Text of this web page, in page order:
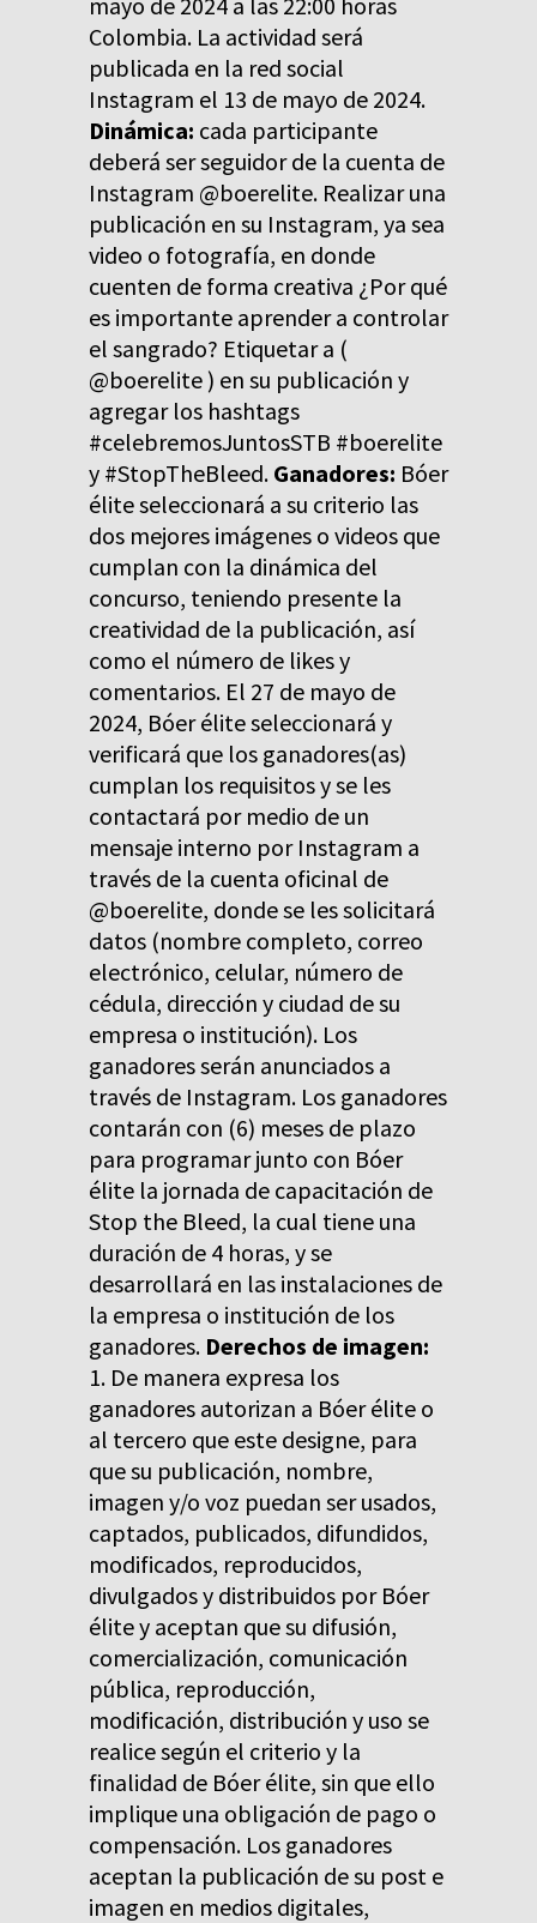
Colombia. La actividad será
publicada en la red social
Instagram el 13 de mayo de 2024.
Dinámica: cada participante
deberá ser seguidor de la cuenta de
Instagram @boerelite. Realizar una
publicación en su Instagram, ya sea
video o fotografía, en donde
cuenten de forma creativa ¿Por qué
es importante aprender a controlar
el sangrado? Etiquetar a (
@boerelite ) en su publicación y
agregar los hashtags
#celebremosJuntosSTB #boerelite
y #StopTheBleed. Ganadores: Bóer
élite seleccionará a su criterio las
dos mejores imágenes o videos que
cumplan con la dinámica del
concurso, teniendo presente la
creatividad de la publicación, así
como el número de likes y
comentarios. El 27 de mayo de
2024, Bóer élite seleccionará y
verificará que los ganadores(as)
cumplan los requisitos y se les
contactará por medio de un
mensaje interno por Instagram a
través de la cuenta oficinal de
@boerelite, donde se les solicitará
datos (nombre completo, correo
electrónico, celular, número de
cédula, dirección y ciudad de su
empresa o institución). Los
ganadores serán anunciados a
través de Instagram. Los ganadores
contarán con (6) meses de plazo
para programar junto con Bóer
élite la jornada de capacitación de
Stop the Bleed, la cual tiene una
duración de 4 horas, y se
desarrollará en las instalaciones de
la empresa o institución de los
ganadores. Derechos de imagen:
1. De manera expresa los
ganadores autorizan a Bóer élite o
al tercero que este designe, para
que su publicación, nombre,
imagen y/o voz puedan ser usados,
captados, publicados, difundidos,
modificados, reproducidos,
divulgados y distribuidos por Bóer
élite y aceptan que su difusión,
comercialización, comunicación
pública, reproducción,
modificación, distribución y uso se
realice según el criterio y la
finalidad de Bóer élite, sin que ello
implique una obligación de pago o
compensación. Los ganadores
aceptan la publicación de su post e
imagen en medios digitales,